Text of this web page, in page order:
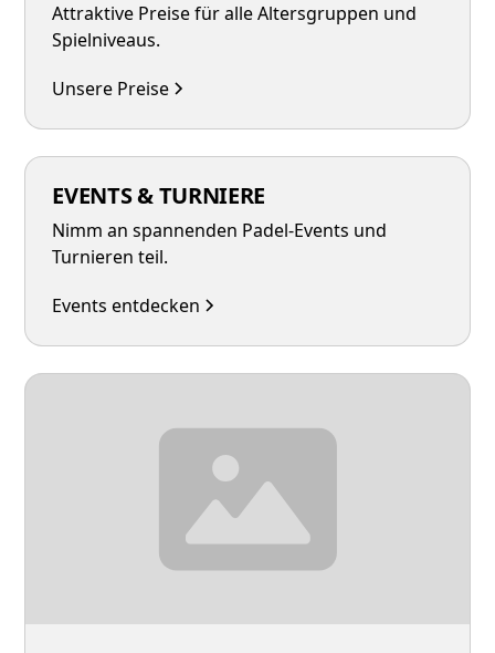
Attraktive Preise für alle Altersgruppen und
Spielniveaus.
Unsere Preise
EVENTS & TURNIERE
Nimm an spannenden Padel-Events und
Turnieren teil.
Events entdecken